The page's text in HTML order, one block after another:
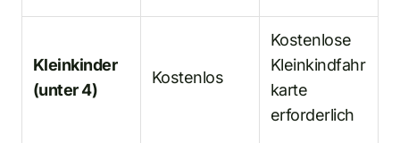
Kleinkinder
(unter 4)
Kostenlos
Kostenlose
Kleinkindfahr
karte
erforderlich